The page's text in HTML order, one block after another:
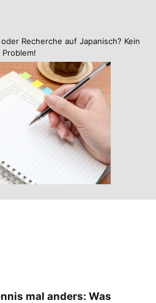
Recherche auf Japanisch? Kein
Problem!
mal anders: Was